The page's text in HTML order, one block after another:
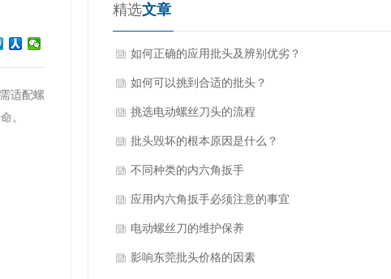
适配螺
。
精选文章
如何正确的应用批头及辨别优劣？
如何可以挑到合适的批头？
挑选电动螺丝刀头的流程
批头毁坏的根本原因是什么？
不同种类的内六角扳手
应用内六角扳手必须注意的事宜
电动螺丝刀的维护保养
影响东莞批头价格的因素